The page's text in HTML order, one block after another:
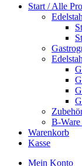
Start / Alle
B-Ware
Warenkorb
Kasse
Mein Konto